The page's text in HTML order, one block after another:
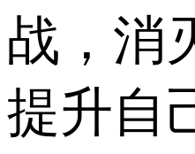
战，消
提升自